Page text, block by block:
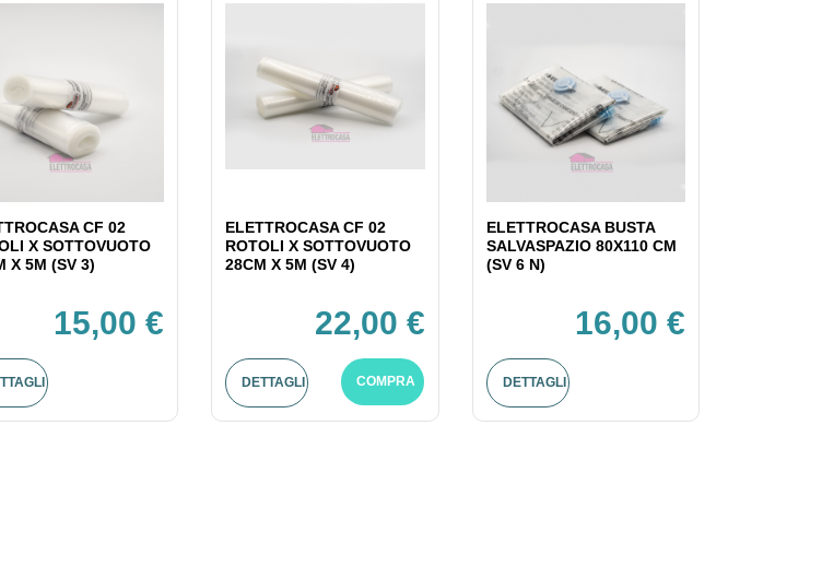
CF 02
X SOTTOVUOTO
X 5M (SV 3)
15,00 €
ELETTROCASA CF 02
ROTOLI X SOTTOVUOTO
28CM X 5M (SV 4)
22,00 €
DETTAGLI COMPRA
ELETTROCASA BUSTA
SALVASPAZIO 80X110 CM
(SV 6 N)
16,00 €
DETTAGLI